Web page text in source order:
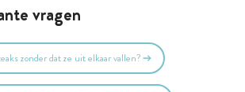
vragen
zonder dat ze uit elkaar vallen?